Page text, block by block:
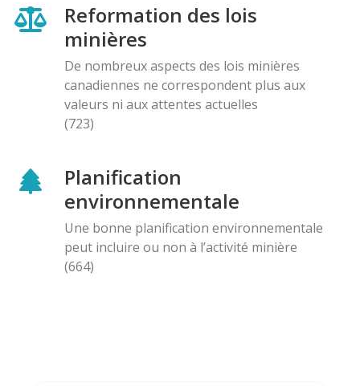
Reformation des lois
minières
De nombreux aspects des lois minières
canadiennes ne correspondent plus aux
valeurs ni aux attentes actuelles
(723)
Planification
environnementale
Une bonne planification environnementale
peut incluire ou non à l’activité minière
(664)